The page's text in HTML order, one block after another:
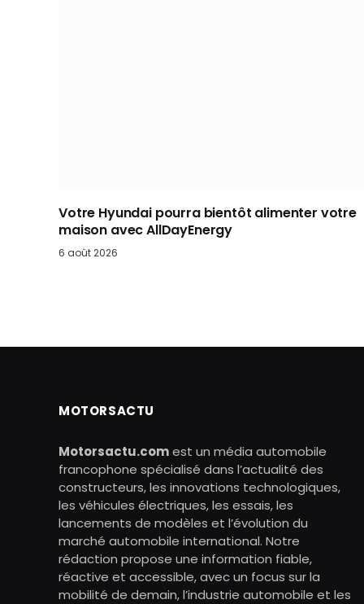
Votre Hyundai pourra bientôt alimenter votre
maison avec AllDayEnergy
6 août 2026
MOTORSACTU
Motorsactu.comest un média automobile
francophone spécialisé dans l’actualité des
constructeurs, les innovations technologiques,
les véhicules électriques, les essais, les
lancements de modèles et l’évolution du
marché automobile international. Notre
rédaction propose une information fiable,
réactive et accessible, avec un focus sur la
mobilité de demain, l’industrie automobile et les